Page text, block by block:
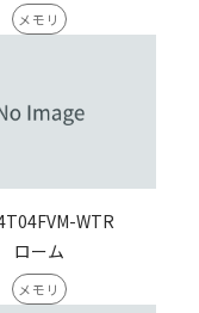
メモリ
WTR
ローム
メモリ